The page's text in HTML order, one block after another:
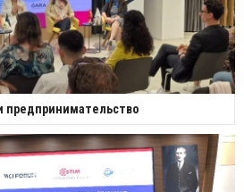
предпринимательство